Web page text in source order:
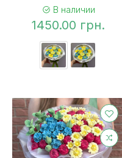
В наличии
1450.00 грн.